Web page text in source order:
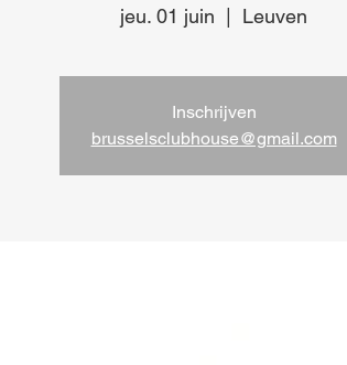
jeu. 01 juin Leuven
Inschrijven
brusselsclubhouse@gmail.com